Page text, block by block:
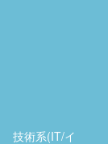
技術系(IT/イ